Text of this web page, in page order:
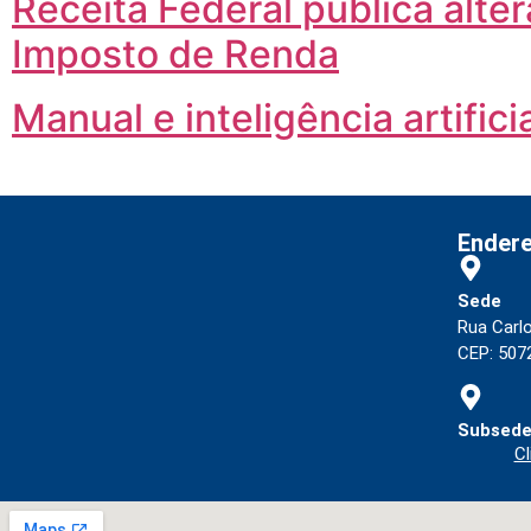
Receita Federal publica
Imposto de Renda
Manual e inteligência
Sede
Rua
CEP: